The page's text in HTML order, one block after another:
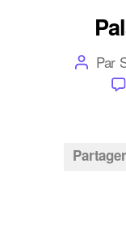
Auteur
de
l’article
Par
Partager